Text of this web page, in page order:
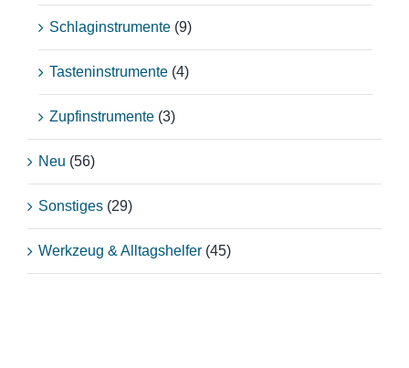
Schlaginstrumente (9)
Tasteninstrumente (4)
Zupfinstrumente (3)
Neu (56)
Sonstiges (29)
Werkzeug & Alltagshelfer (45)